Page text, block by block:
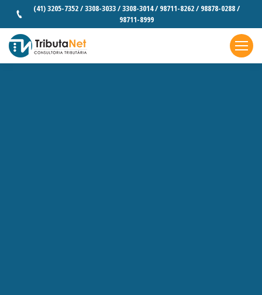
(41) 3205-7352 / 3308-3033 / 3308-3014 / 98711-8262 / 98878-0288 /
98711-8999